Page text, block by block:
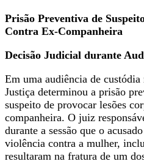
Prisão Preventiva de
Contra Ex-Companheira
Decisão Judicial durante
Em uma audiência de custódia
Justiça determinou a prisão
suspeito de provocar lesões
companheira. O juiz
durante a sessão que o
violência contra a mulher,
resultaram na fratura de um